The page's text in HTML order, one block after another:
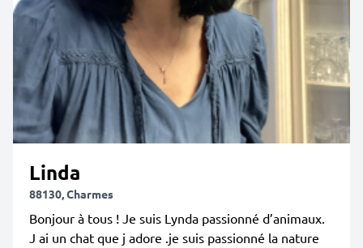
Linda
88130, Charmes
Bonjour à tous ! Je suis Lynda passionné d’animaux.
J ai un chat que j adore .je suis passionné la nature